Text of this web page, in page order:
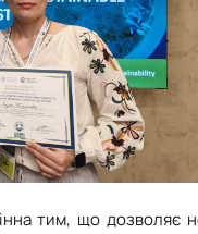
тим, що дозволяє